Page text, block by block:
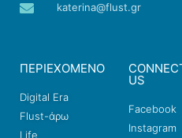
katerina@flust.gr
ΠΕΡΙΕΧΟΜΕΝΟ
Digital Era
Flust-άρω
Life
US
Facebook
Instagram